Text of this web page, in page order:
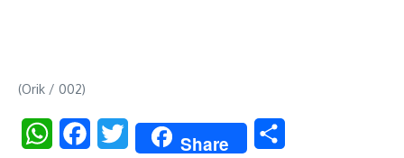
(Orik / 002)
WhatsAppFacebookTwitter Share